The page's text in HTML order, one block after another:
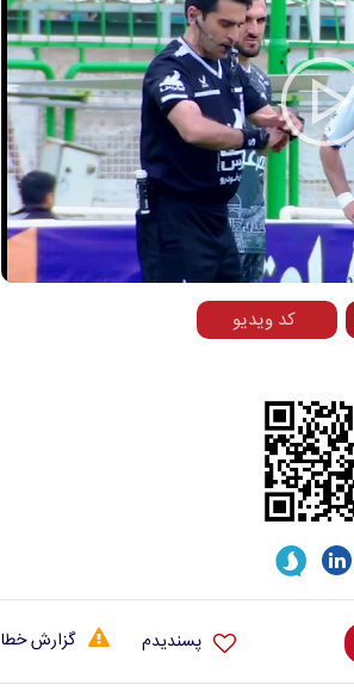
کد ویدیو
گزارش خطا پسندیدم